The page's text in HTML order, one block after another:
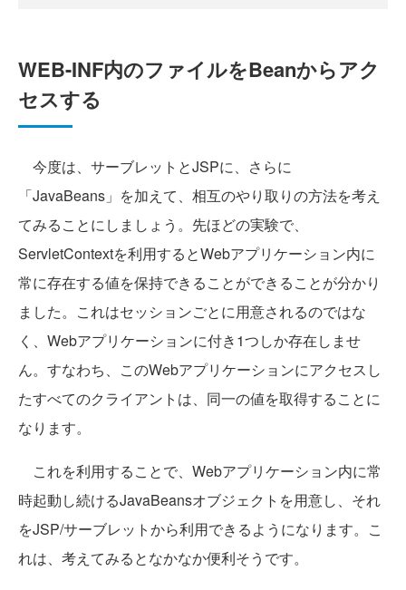
WEB-INF内のファイルをBeanからアク
セスする
今度は、サーブレットとJSPに、さらに
「JavaBeans」を加えて、相互のやり取りの方法を考え
てみることにしましょう。先ほどの実験で、
ServletContextを利用するとWebアプリケーション内に
常に存在する値を保持できることができることが分かり
ました。これはセッションごとに用意されるのではな
く、Webアプリケーションに付き1つしか存在しませ
ん。すなわち、このWebアプリケーションにアクセスし
たすべてのクライアントは、同一の値を取得することに
なります。
これを利用することで、Webアプリケーション内に常
時起動し続けるJavaBeansオブジェクトを用意し、それ
をJSP/サーブレットから利用できるようになります。こ
れは、考えてみるとなかなか便利そうです。